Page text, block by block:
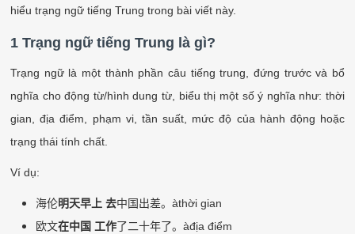
hiểu trạng ngữ tiếng Trung trong bài viết này.
1 Trạng ngữ tiếng Trung là gì?
Trạng ngữ là một thành phần câu tiếng trung, đứng trước và bổ
nghĩa cho động từ/hình dung từ, biểu thị một số ý nghĩa như: thời
gian, địa điểm, phạm vi, tần suất, mức độ của hành động hoặc
trạng thái tính chất.
Ví dụ:
海伦明天早上 去中国出差。 àthời gian
欧文在中国 工作了二十年了。 àđịa điểm